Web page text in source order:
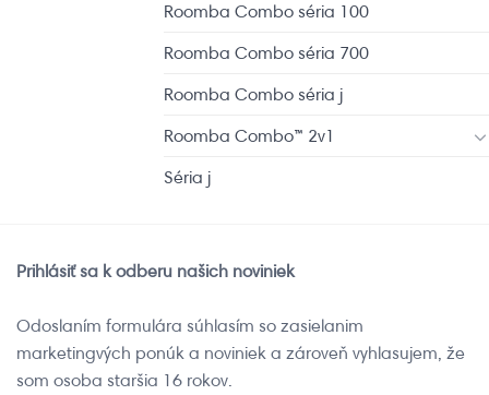
Roomba Combo séria 100
Roomba Combo séria 700
Roomba Combo séria j
Roomba Combo™ 2v1
Séria j
Prihlásiť sa k odberu našich noviniek
Odoslaním formulára súhlasím so zasielanim
marketingvých ponúk a noviniek a zároveň vyhlasujem, že
som osoba staršia 16 rokov.